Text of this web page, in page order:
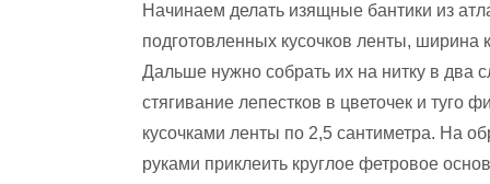
Начинаем делать изящные бантики из
подготовленных кусочков ленты, ширина
Дальше нужно собрать их на нитку в два
стягивание лепестков в цветочек и туго
кусочками ленты по 2,5 сантиметра. На
руками приклеить круглое фетровое